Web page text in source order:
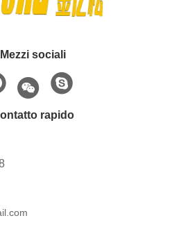
Mezzi sociali
rapido